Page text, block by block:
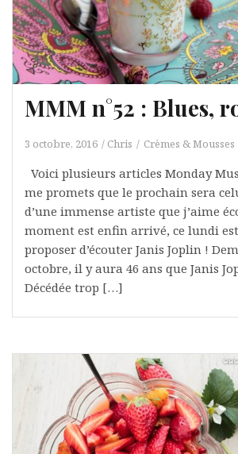
MMM n°52 : Blues,
3 octobre, 2016 Chris Crèmes & Mousses
Voici plusieurs articles Monday
me promets que le prochain sera
d’une immense artiste que j’aime
moment est enfin arrivé, ce lundi
proposer d’écouter Janis Joplin !
octobre, il y aura 46 ans que Janis
Décédée trop […]